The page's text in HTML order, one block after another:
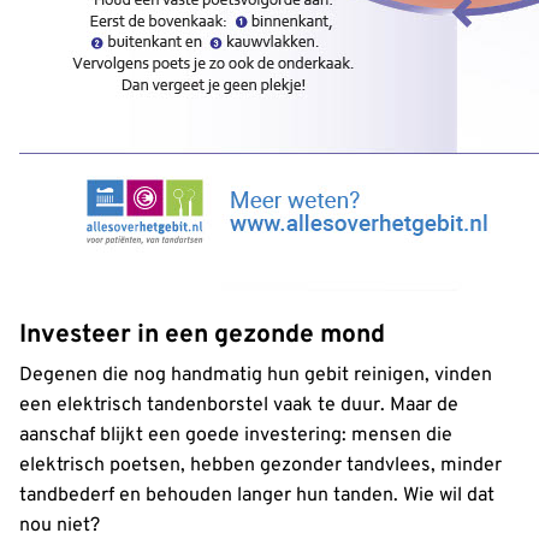
Investeer in een gezonde mond
Degenen die nog handmatig hun gebit reinigen, vinden
een elektrisch tandenborstel vaak te duur. Maar de
aanschaf blijkt een goede investering: mensen die
elektrisch poetsen, hebben gezonder tandvlees, minder
tandbederf en behouden langer hun tanden. Wie wil dat
nou niet?